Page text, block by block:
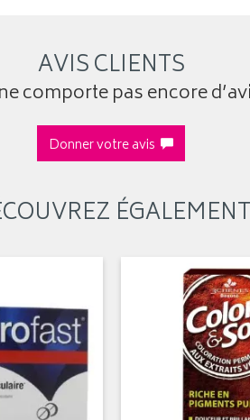
AVIS CLIENTS
comporte pas encore
Donner votre avis
ÉGALEMENT